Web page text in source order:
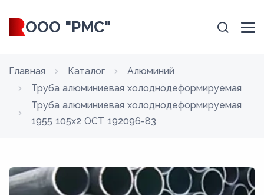
ООО "РМС"
Главная Каталог
Алюминий
Труба алюминиевая холоднодеформируемая
Труба алюминиевая холоднодеформируемая
1955 105x2 ОСТ 192096-83